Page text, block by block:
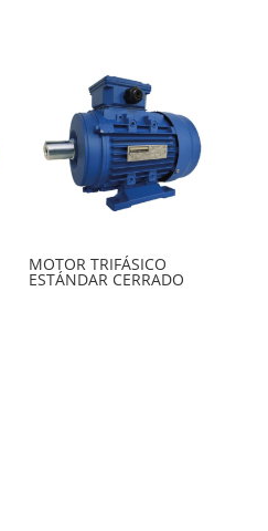
MOTOR TRIFÁSICO
ESTÁNDAR CERRADO